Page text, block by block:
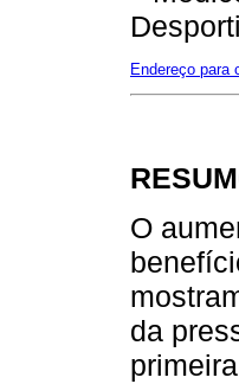
Endereço para
O
da